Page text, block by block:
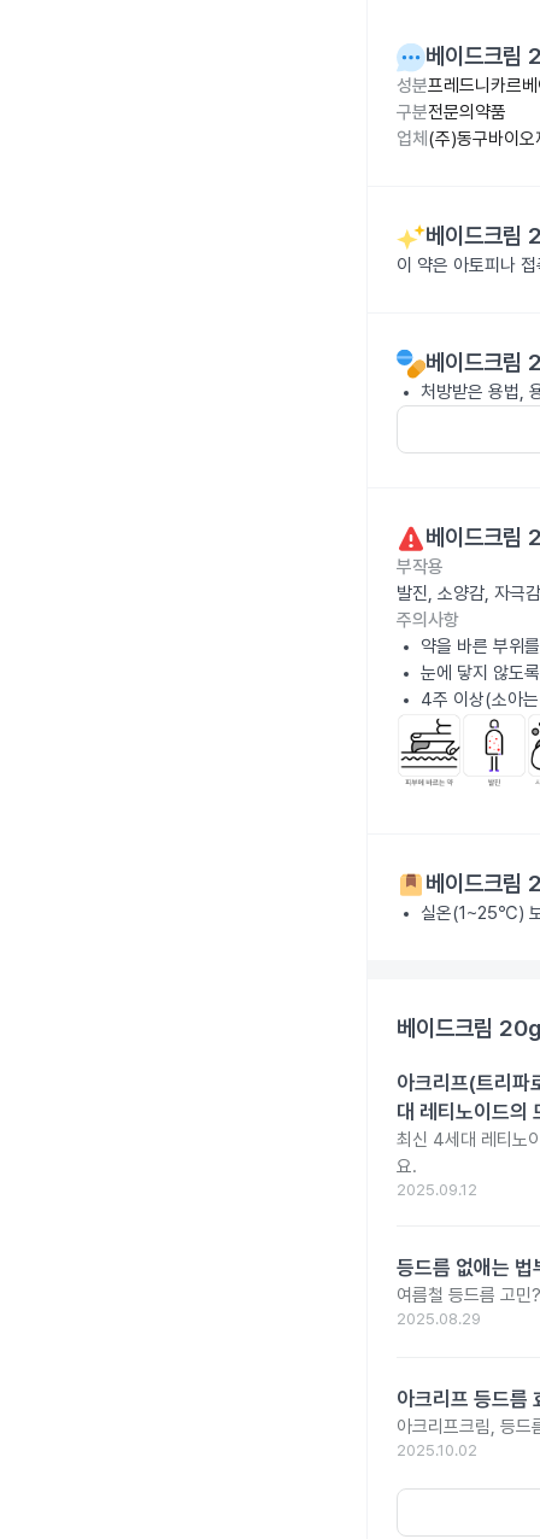
베이드크림
성분프레드니카르
구분전문의약품
업체 (주)동구바이오
베이드크림
이 약은 아토피나
베이드크림
처방받은 용법,
베이드크림
부작용
발진, 소양감, 자극
주의사항
약을 바른 부위
눈에 닿지 않도
4주 이상(소아
베이드크림
실온(1~25℃)
베이드크림
아크리프(트리파
대 레티노이드의
최신 4세대 레티노
요.
2025.09.12
등드름 없애는 법
여름철 등드름 고민
2025.08.29
아크리프 등드름
아크리프크림, 등드
2025.10.02